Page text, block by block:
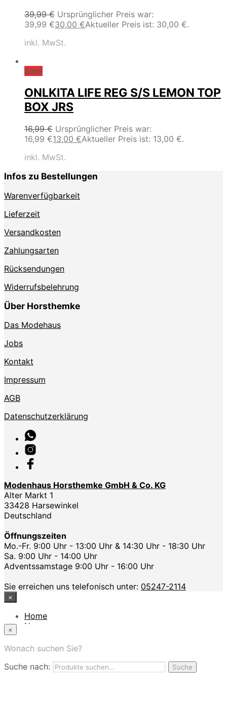
39,99€ Ursprünglicher Preis war:
39,99 €30,00 €Aktueller Preis ist: 30,00 €.
inkl. MwSt.
Sale!
ONLKITA LIFE REG S/S LEMON TOP
BOX JRS
16,99€ Ursprünglicher Preis war:
16,99 €13,00 €Aktueller Preis ist: 13,00 €.
inkl. MwSt.
Infos zu Bestellungen
Warenverfügbarkeit
Lieferzeit
Versandkosten
Zahlungsarten
Rücksendungen
Widerrufsbelehrung
Über Horsthemke
Das Modehaus
Jobs
Kontakt
Impressum
AGB
Datenschutzerklärung
Modenhaus Horsthemke GmbH & Co. KG
Alter Markt 1
33428 Harsewinkel
Deutschland
Öffnungszeiten
Mo.-Fr. 9:00 Uhr - 13:00 Uhr & 14:30 Uhr - 18:30 Uhr
Sa. 9:00 Uhr - 14:00 Uhr
Adventssamstage 9:00 Uhr - 16:00 Uhr
Sie erreichen uns telefonisch unter: 05247-2114
×
Home
News
App
Nutzungbedingungen
×
Wonach suchen Sie?
Suche nach:
Suche